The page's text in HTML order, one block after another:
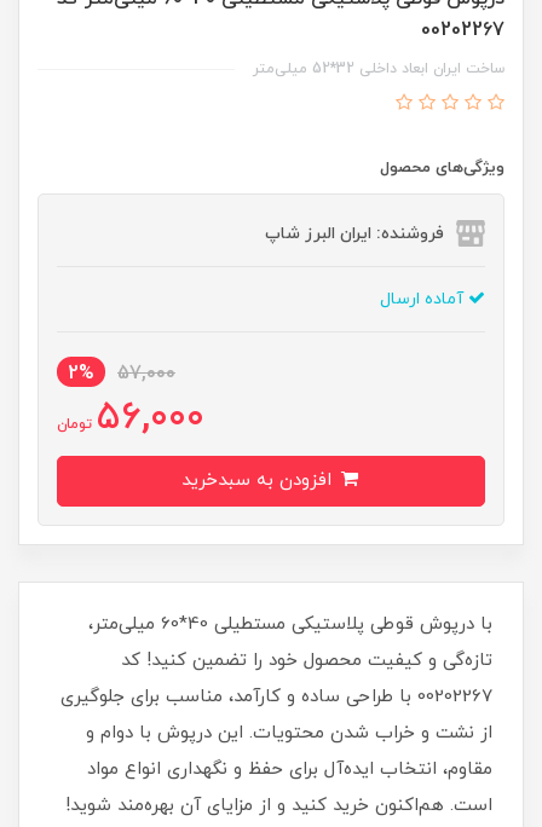
00202267
ساخت ایران ابعاد داخلی 32*52 میلی‌متر
ویژگی‌های محصول
فروشنده: ایران البرز شاپ
آماده ارسال
57,000
2%
56,000 تومان
با درپوش قوطی پلاستیکی مستطیلی 40*60 میلی‌متر،
تازه‌گی و کیفیت محصول خود را تضمین کنید! کد
00202267 با طراحی ساده و کارآمد، مناسب برای جلوگیری
از نشت و خراب شدن محتویات. این درپوش با دوام و
مقاوم، انتخاب ایده‌آل برای حفظ و نگهداری انواع مواد
است. هم‌اکنون خرید کنید و از مزایای آن بهره‌مند شوید!